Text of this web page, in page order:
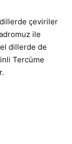
çeviriler
ile
dillerde de
Tercüme